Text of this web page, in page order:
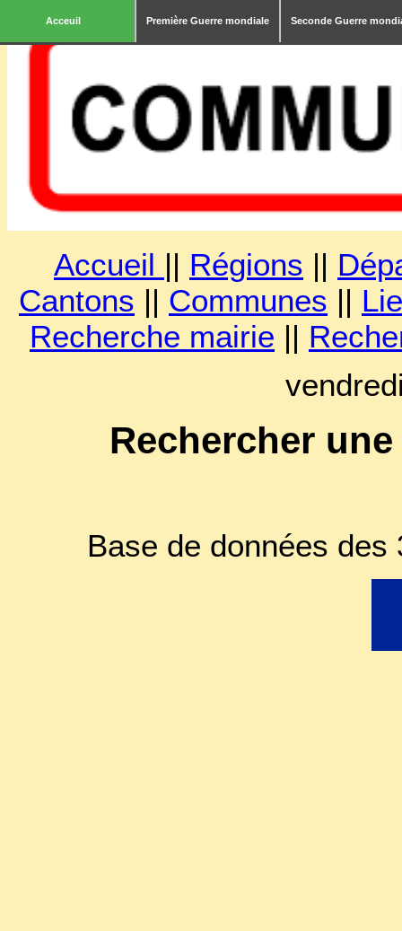
Acceuil Première Guerre mondiale Seconde Guerre
Accueil || Régions ||
Cantons || Communes ||
Recherche mairie ||
Rechercher
Base de données